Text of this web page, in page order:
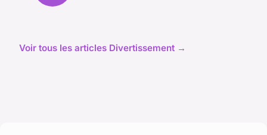
Voir tous les articles Divertissement →